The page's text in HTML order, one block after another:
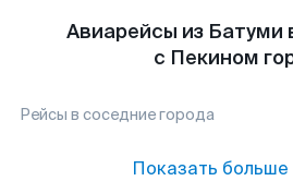
Авиарейсы из
с Пекином
Рейсы в соседние города
Показать больше